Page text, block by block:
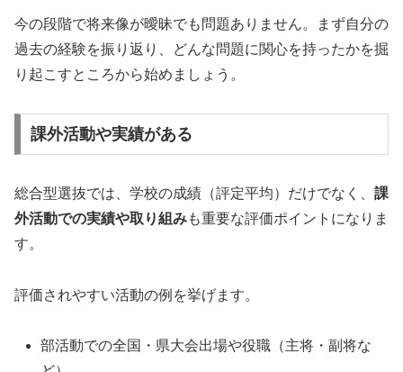
今の段階で将来像が曖昧でも問題ありません。まず自分の
過去の経験を振り返り、どんな問題に関心を持ったかを掘
り起こすところから始めましょう。
課外活動や実績がある
総合型選抜では、学校の成績（評定平均）だけでなく、 課
外活動での実績や取り組みも重要な評価ポイントになりま
す。
評価されやすい活動の例を挙げます。
部活動での全国・県大会出場や役職（主将・副将な